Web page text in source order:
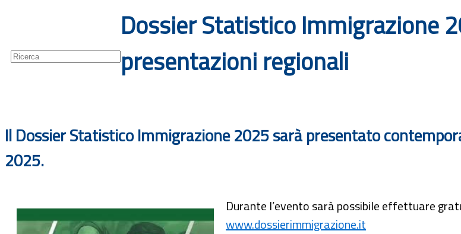
Dossier Statistico Immigrazione
presentazioni regionali
Il Dossier Statistico Immigrazione 2025 sarà presentato
2025.
Durante l’evento sarà possibile effettuare
www.dossierimmigrazione.it